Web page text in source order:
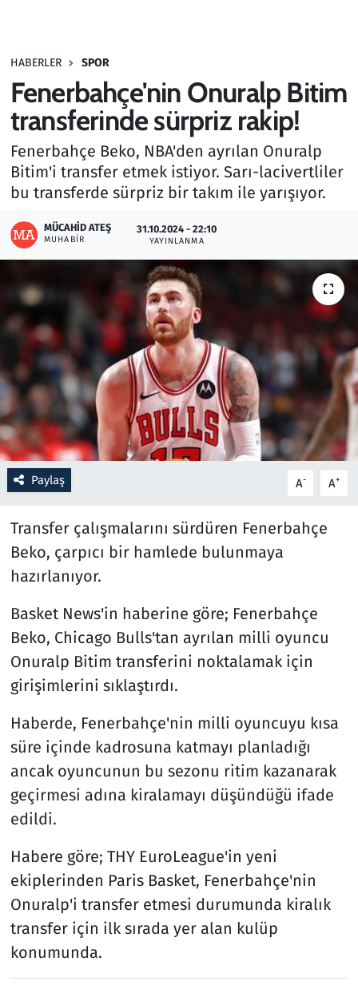
HABERLER SPOR
Fenerbahçe'nin Onuralp Bitim
transferinde sürpriz rakip!
Fenerbahçe Beko, NBA'den ayrılan Onuralp
Bitim'i transfer etmek istiyor. Sarı-lacivertliler
bu transferde sürpriz bir takım ile yarışıyor.
MÜCAHID ATEŞ
MUHABIR
31.10.2024 - 22:10
YAYINLANMA
Paylaş A- A+
Transfer çalışmalarını sürdüren Fenerbahçe
Beko, çarpıcı bir hamlede bulunmaya
hazırlanıyor.
Basket News'in haberine göre; Fenerbahçe
Beko, Chicago Bulls'tan ayrılan milli oyuncu
Onuralp Bitim transferini noktalamak için
girişimlerini sıklaştırdı.
Haberde, Fenerbahçe'nin milli oyuncuyu kısa
süre içinde kadrosuna katmayı planladığı
ancak oyuncunun bu sezonu ritim kazanarak
geçirmesi adına kiralamayı düşündüğü ifade
edildi.
Habere göre; THY EuroLeague'in yeni
ekiplerinden Paris Basket, Fenerbahçe'nin
Onuralp'i transfer etmesi durumunda kiralık
transfer için ilk sırada yer alan kulüp
konumunda.
Haber
Kültür Sanat
Kurumsal Haberler
Lezzet Durağı
Memur ve Kamu
Ramazan
Resmi İlanlar
Rüya Tabirleri
Sağlık
Seçim 2023
Teknoloji ve Bilim
Televizyon